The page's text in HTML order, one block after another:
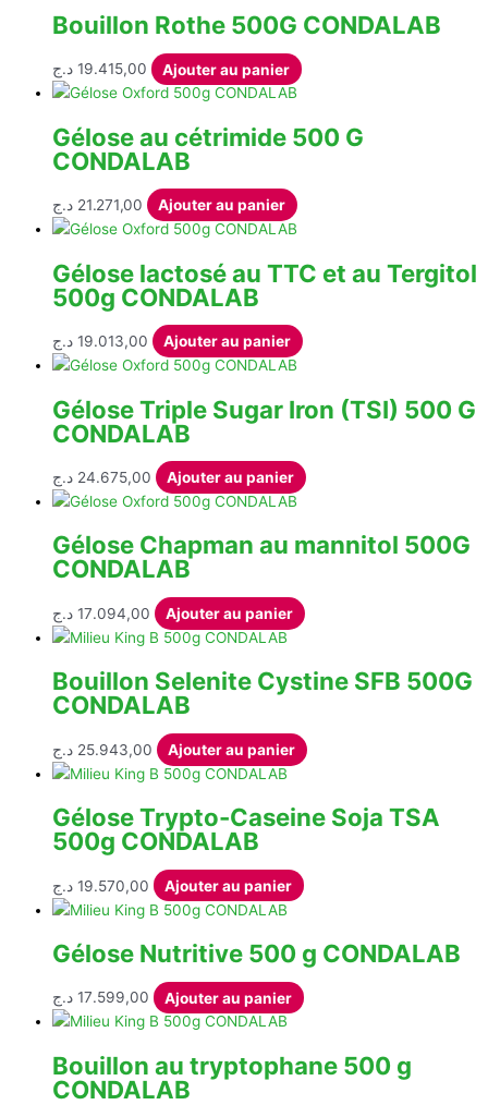
Bouillon Rothe 500G CONDALAB
19.415,00 د.ج Ajouter au panier
Gélose au cétrimide 500 G
CONDALAB
21.271,00 د.ج Ajouter au panier
Gélose lactosé au TTC et au Tergitol
500g CONDALAB
19.013,00 د.ج Ajouter au panier
Gélose Triple Sugar Iron (TSI) 500 G
CONDALAB
24.675,00 د.ج Ajouter au panier
Gélose Chapman au mannitol 500G
CONDALAB
17.094,00 د.ج Ajouter au panier
Bouillon Selenite Cystine SFB 500G
CONDALAB
25.943,00 د.ج Ajouter au panier
Gélose Trypto-Caseine Soja TSA
500g CONDALAB
19.570,00 د.ج Ajouter au panier
Gélose Nutritive 500 g CONDALAB
17.599,00 د.ج Ajouter au panier
Bouillon au tryptophane 500 g
CONDALAB